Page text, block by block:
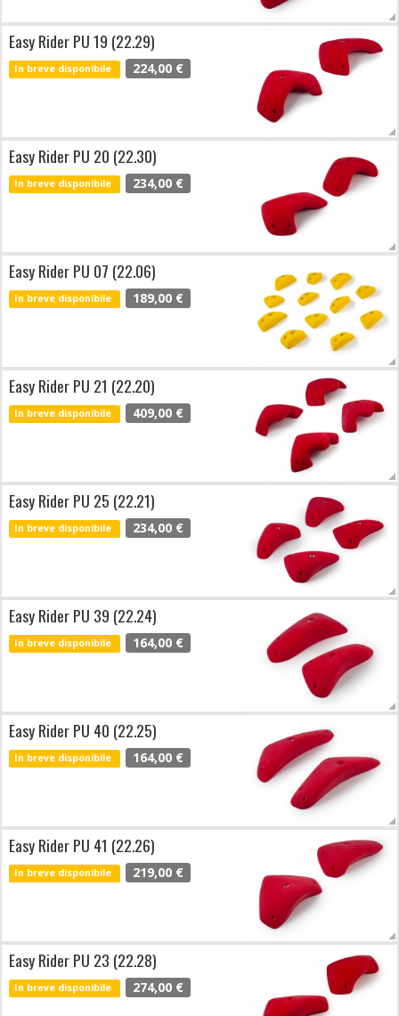
Easy Rider PU 19 (22.29)
In breve disponibile 224,00 €
Easy Rider PU 20 (22.30)
In breve disponibile 234,00 €
Easy Rider PU 07 (22.06)
In breve disponibile 189,00 €
Easy Rider PU 21 (22.20)
In breve disponibile 409,00 €
Easy Rider PU 25 (22.21)
In breve disponibile 234,00 €
Easy Rider PU 39 (22.24)
In breve disponibile 164,00 €
Easy Rider PU 40 (22.25)
In breve disponibile 164,00 €
Easy Rider PU 41 (22.26)
In breve disponibile 219,00 €
Easy Rider PU 23 (22.28)
In breve disponibile 274,00 €